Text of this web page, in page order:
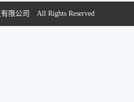
限公司 All Rights Reserved